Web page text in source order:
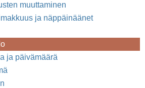
muuttaminen
ja näppäinäänet
ja päivämäärä